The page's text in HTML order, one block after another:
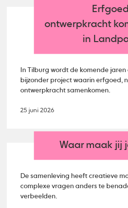
ontwerpkracht
in
In Tilburg wordt de komende
bijzonder project waarin erfgoed,
ontwerpkracht samenkomen.
25 juni 2026
Waar maak jij
De samenleving heeft creatieve
complexe vragen anders te
verbeelden.